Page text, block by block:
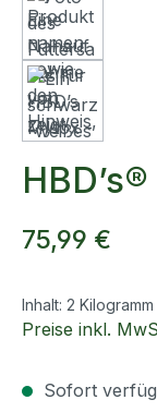
75,99 €
Inhalt: 2 Kilogramm
Preise inkl.
Sofort